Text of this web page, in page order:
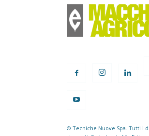
© Tecniche Nuove Spa. Tutti i